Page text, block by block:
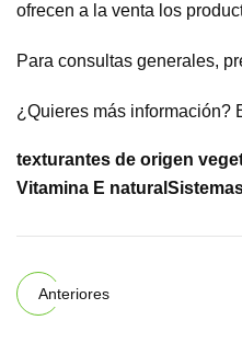
ofrecen a la venta los
Para consultas generales,
¿Quieres más información?
texturantes de origen
Vitamina E natural
Anteriores